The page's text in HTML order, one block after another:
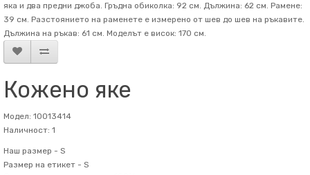
яка и два предни джоба. Гръдна обиколка: 92 см. Дължина: 62 см. Рамене:
39 см. Разстоянието на раменете е измерено от шев до шев на ръкавите.
Дължина на ръкав: 61 см. Mоделът е висок: 170 см.
Кожено яке
Модел: 10013414
Наличност: 1
Наш размер - S
Размер на етикет - S